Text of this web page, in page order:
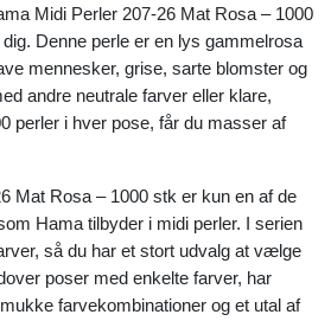
Midi Perler 207-26 Mat Rosa – 1000
Denne perle er en lys gammelrosa
mennesker, grise, sarte blomster og
andre neutrale farver eller klare,
perler i hver pose, får du masser af
Mat Rosa – 1000 stk er kun en af de
Hama tilbyder i midi perler. I serien
så du har et stort udvalg at vælge
poser med enkelte farver, har
farvekombinationer og et utal af